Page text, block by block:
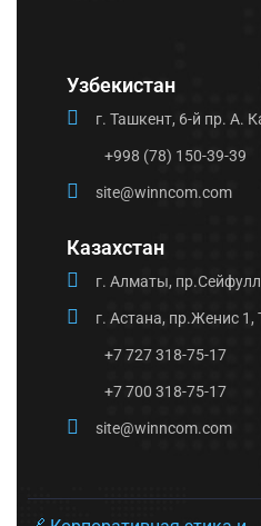
Узбекистан
г. Ташкент, 6-й пр. А.
+998 (78) 150-39-39
site@winncom.com
Казахстан
г. Алматы,
г. Астана, пр.Женис
+7 727 318-75-17
+7 700 318-75-17
site@winncom.com